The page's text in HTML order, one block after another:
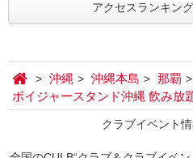
アクセスランキン
沖縄 沖縄本島
那覇
ボイジャースタンド沖縄 飲み放
クラブイベント